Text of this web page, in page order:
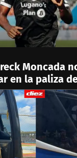
Moncada
en la paliza